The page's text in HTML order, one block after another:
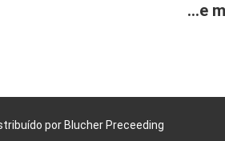
...e
por Blucher Preceeding